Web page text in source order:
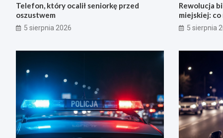
Telefon, który ocalił seniorkę przed
oszustwem
5 sierpnia 2026
Rewolucja
miejskiej:
5 sierpnia